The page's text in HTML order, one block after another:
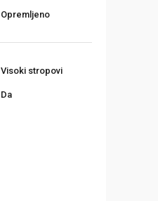
Opremljeno
Visoki stropovi
Da